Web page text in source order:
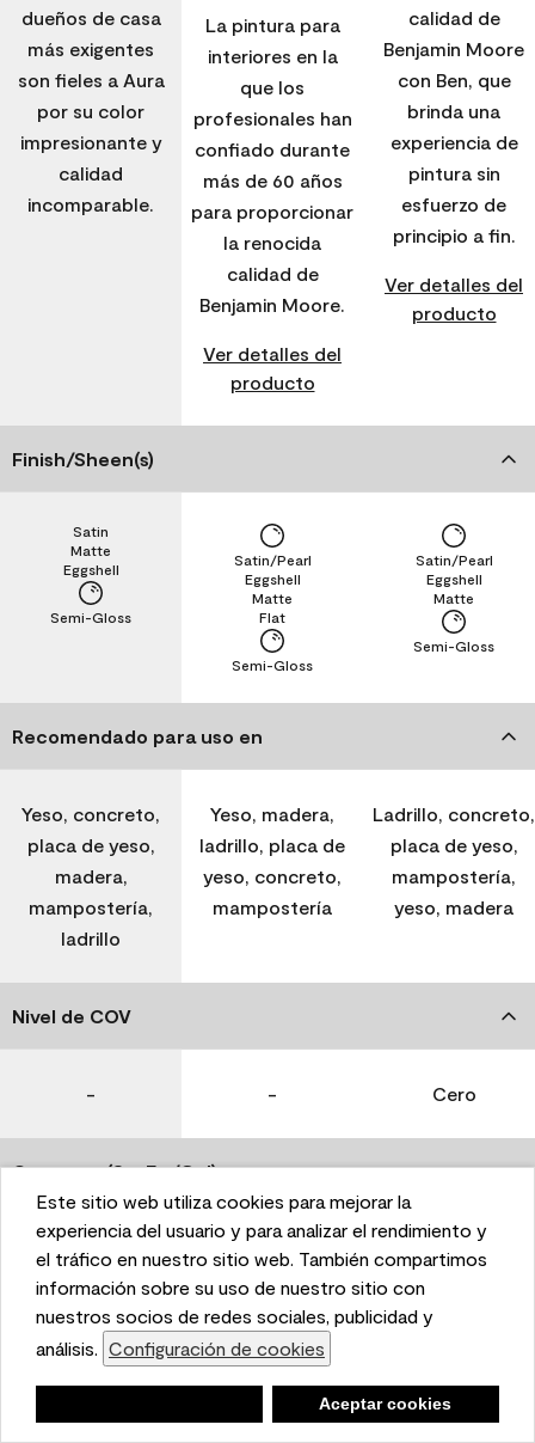
This website uses cookies to enhance user experience
and to analyze performance and traffic on our website.
We also share information about your use of our site
with our social media, advertising, and analytics
partners. Cookie Settings
Accept Cookies
Este sitio web utiliza cookies para mejorar la
experiencia del usuario y para analizar el rendimiento y
el tráfico en nuestro sitio web. También compartimos
información sobre su uso de nuestro sitio con
nuestros socios de redes sociales, publicidad y
análisis. Configuración de cookies
Aceptar cookies
dueños de casa
más exigentes
son fieles a Aura
por su color
impresionante y
calidad
incomparable.
La pintura para
interiores en la
que los
profesionales han
confiado durante
más de 60 años
para proporcionar
la renocida
calidad de
Benjamin Moore.
Ver detalles del
producto
calidad de
Benjamin Moore
con Ben, que
brinda una
experiencia de
pintura sin
esfuerzo de
principio a fin.
Ver detalles del
producto
Finish/Sheen(s)
Semi-Gloss
Eggshell
Matte
Satin
Semi-Gloss
Flat
Matte
Eggshell
Satin/Pearl
Semi-Gloss
Matte
Eggshell
Satin/Pearl
Recomendado para uso en
Yeso, concreto,
placa de yeso,
madera,
mampostería,
ladrillo
Yeso, madera,
ladrillo, placa de
yeso, concreto,
mampostería
Ladrillo, concreto,
placa de yeso,
mampostería,
yeso, madera
Nivel de COV
- - Cero
Coverage (Sq. Ft./Gal)
350-400 400-450 400-450
Tiempo de secado
1 hora